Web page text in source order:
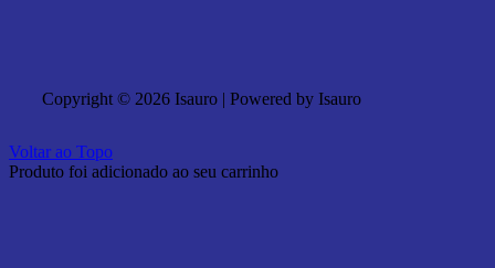
Copyright © 2026 Isauro | Powered by Isauro
Voltar ao Topo
Produto foi adicionado ao seu carrinho